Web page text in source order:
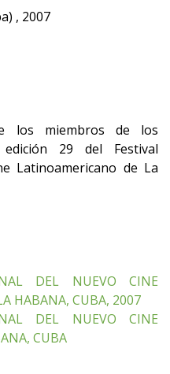
, 2007
los miembros de los
29 del Festival
Latinoamericano de La
DEL NUEVO CINE
HABANA, CUBA, 2007
DEL NUEVO CINE
CUBA